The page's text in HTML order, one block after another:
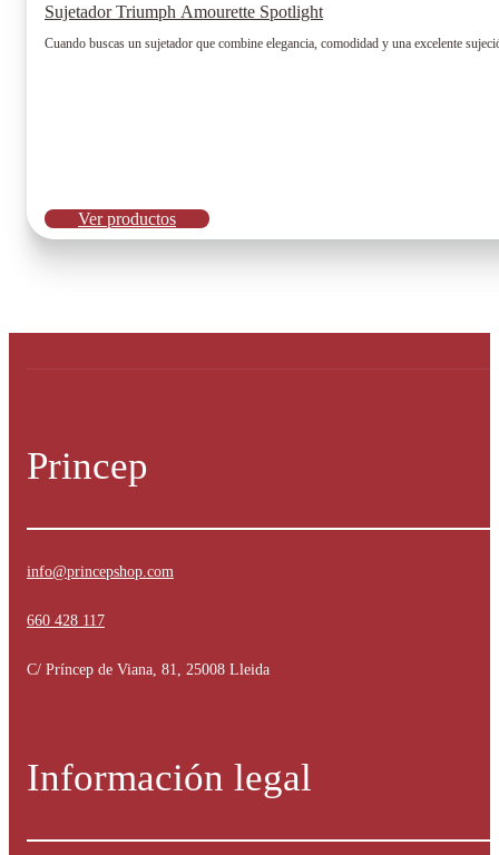
Sujetador Triumph Amourette Spotlight
Cuando buscas un sujetador que combine elegancia, comodidad y una excelente
Ver productos
Princep
info@princepshop.com
660 428 117
C/ Príncep de Viana, 81, 25008 Lleida
Información legal